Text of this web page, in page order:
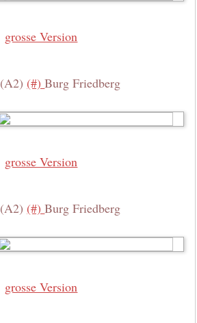
grosse Version
(A2) (#)Burg Friedberg
grosse Version
(A2) (#)Burg Friedberg
grosse Version